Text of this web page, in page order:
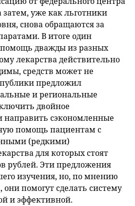
затем, уже как льготники
снова обращаются за
В итоге один
помощь дважды из разных
лекарства действительно
средств может не
предложил
и региональные
двойное
направить сэкономленные
помощь пациентам с
(редкими)
для которых стоят
рублей. Эти предложения
изучения, но, по мнению
помогут сделать систему
и эффективной.